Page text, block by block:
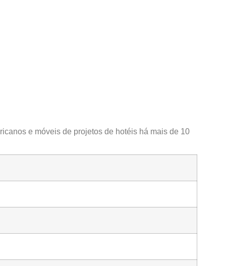
e móveis de projetos de hotéis há mais de 10